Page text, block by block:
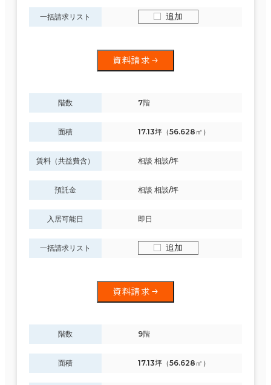
一括請求リスト 追加
資料請求
階数 7階
面積 17.13坪（56.628㎡）
賃料（共益費含） 相談 相談/坪
預託金 相談 相談/坪
入居可能日 即日
一括請求リスト 追加
資料請求
階数 9階
面積 17.13坪（56.628㎡）
エリアを追加・変更する
仙台市 (590)
(83)
泉区 (29)
月総額
賃料非公開物件を含む
駅徒歩
3分以内
5分以内
10分以内
即入居可能
3か月以内